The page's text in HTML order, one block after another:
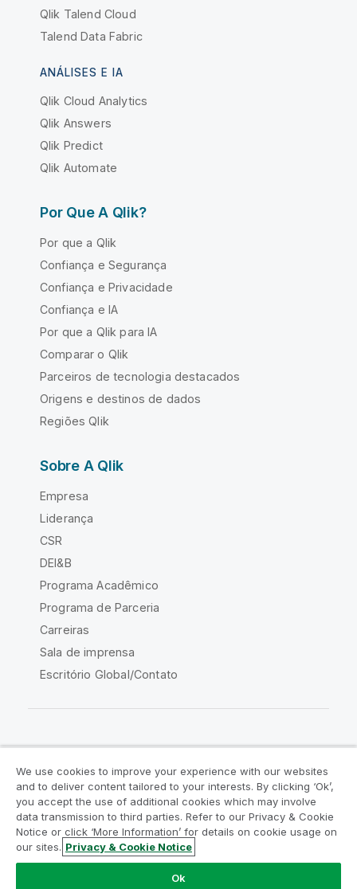
Qlik Talend Cloud
Talend Data Fabric
ANÁLISES E IA
Qlik Cloud Analytics
Qlik Answers
Qlik Predict
Qlik Automate
Por Que A Qlik?
Por que a Qlik
Confiança e Segurança
Confiança e Privacidade
Confiança e IA
Por que a Qlik para IA
Comparar o Qlik
Parceiros de tecnologia destacados
Origens e destinos de dados
Regiões Qlik
Sobre A Qlik
Empresa
Liderança
CSR
DEI&B
Programa Acadêmico
Programa de Parceria
Carreiras
Sala de imprensa
Escritório Global/Contato
Acordos legais
Termos do produto
Legal Policies
Políticas Legais
Termos de uso
Marcas comerciais
Do Not Share My Info
Copyright © 1993-2026 QlikTech International AB. Todos os
We use cookies to improve your experience with our websites
and to deliver content tailored to your interests. By clicking ‘Ok’,
you accept the use of additional cookies which may involve
data transmission to third parties. Refer to our Privacy & Cookie
Notice or click ‘More Information’ for details on cookie usage on
our sites. Privacy & Cookie Notice
Ok